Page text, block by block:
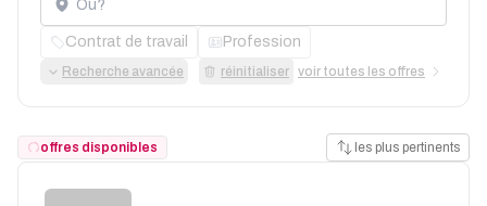
Contrat de travail Profession
Recherche avancée réinitialiser voir toutes les offres
offres disponibles les plus pertinents